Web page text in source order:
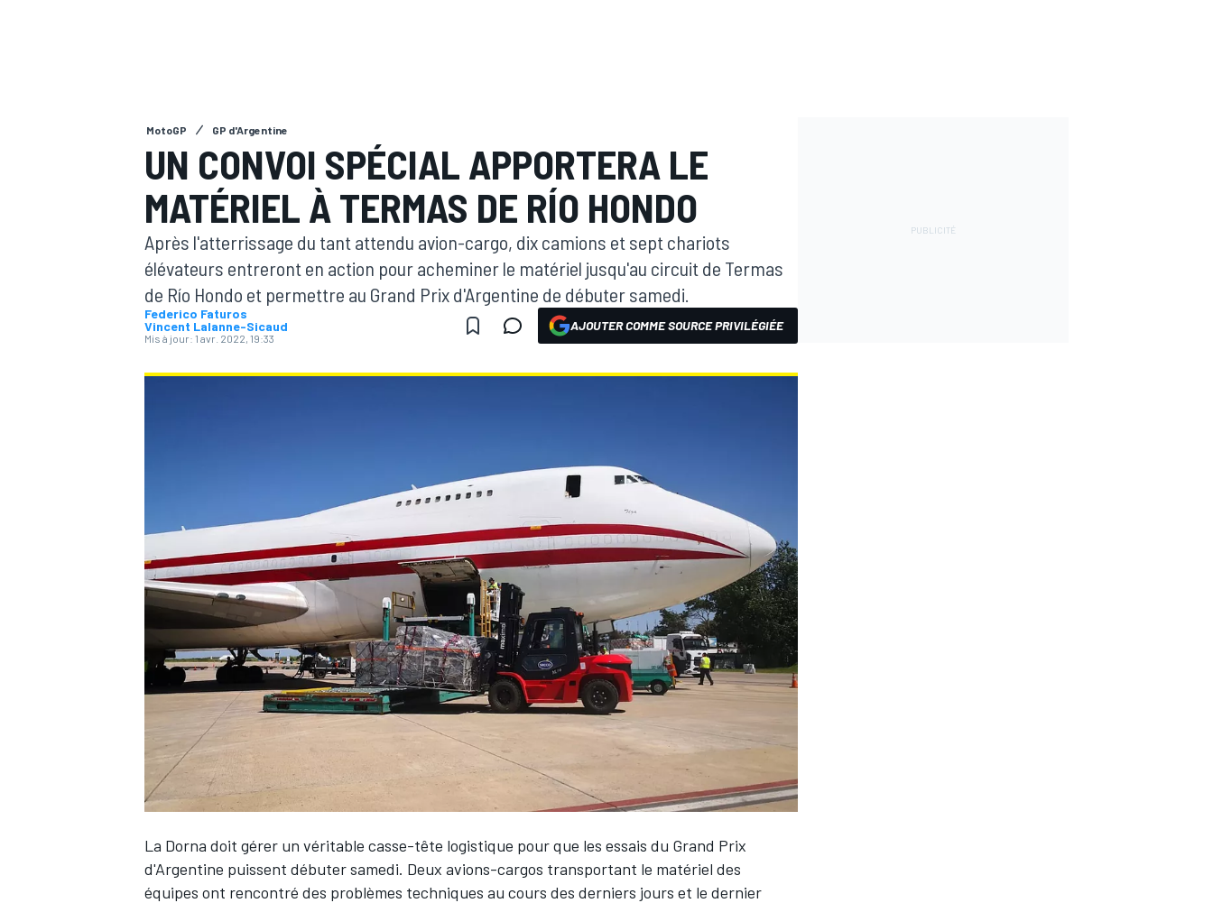
MOTOGP
MotoGP GP d'Argentine
UN CONVOI SPÉCIAL APPORTERA LE
MATÉRIEL À TERMAS DE RÍO HONDO
Après l'atterrissage du tant attendu avion-cargo, dix camions et sept chariots
élévateurs entreront en action pour acheminer le matériel jusqu'au circuit de Termas
de Río Hondo et permettre au Grand Prix d'Argentine de débuter samedi.
Federico Faturos
Vincent Lalanne-Sicaud
Mis à jour: 1 avr. 2022, 19:33
AJOUTER COMME SOURCE PRIVILÉGIÉE
La Dorna doit gérer un véritable casse-tête logistique pour que les essais du Grand Prix
d'Argentine puissent débuter samedi. Deux avions-cargos transportant le matériel des
équipes ont rencontré des problèmes techniques au cours des derniers jours et le dernier